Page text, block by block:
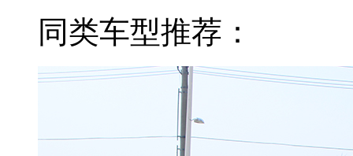
同类车型推荐：